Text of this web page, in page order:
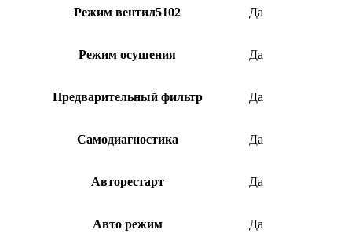
Режим вентил5102 Да
Режим осушения Да
Предварительный фильтр Да
Самодиагностика Да
Авторестарт Да
Авто режим Да